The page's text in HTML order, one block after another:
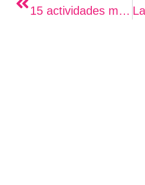
15 actividades motoras gruesas para niños pequeños